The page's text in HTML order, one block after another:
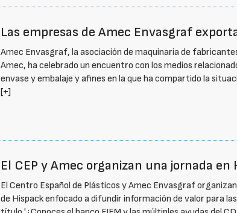
Las empresas de Amec Envasgraf
Amec Envasgraf, la asociación de maquinaria de
Amec, ha celebrado un encuentro con los medios
envase y embalaje y afines en la que ha compartido la
[+]
El CEP y Amec organizan una jornada en
El Centro Español de Plásticos y Amec Envasgraf
de Hispack enfocado a difundir información de valor para